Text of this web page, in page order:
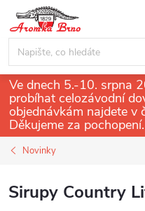
obsah
Ve dnech 5.-10. srpna
probíhat celozávodní
objednávkám najdete v
Děkujeme za pochopení.
Novinky
Sirupy Country